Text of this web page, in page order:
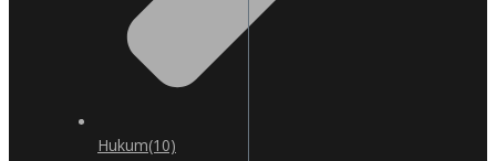
Hukum(10)